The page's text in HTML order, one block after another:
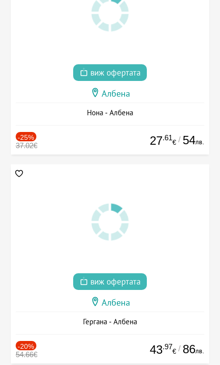
виж офертата
Албена
Нона - Албена
-25%
37.02€ 27.61
€ / 54лв.
виж офертата
Албена
Гергана - Албена
-20%
54.66€ 43.97
€ / 86лв.